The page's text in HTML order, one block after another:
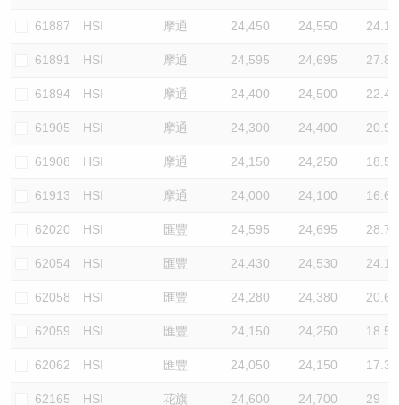
61887 HSI 摩通 24,450 24,550 24.1
61891 HSI 摩通 24,595 24,695 27.8
61894 HSI 摩通 24,400 24,500 22.4
61905 HSI 摩通 24,300 24,400 20.9
61908 HSI 摩通 24,150 24,250 18.5
61913 HSI 摩通 24,000 24,100 16.6
62020 HSI 匯豐 24,595 24,695 28.7
62054 HSI 匯豐 24,430 24,530 24.1
62058 HSI 匯豐 24,280 24,380 20.6
62059 HSI 匯豐 24,150 24,250 18.5
62062 HSI 匯豐 24,050 24,150 17.3
62165 HSI 花旗 24,600 24,700 29